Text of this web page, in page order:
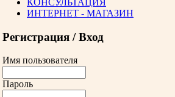
КОНСУЛЬТАЦИЯ
ИНТЕРНЕТ - МАГАЗИН
Регистрация / Вход
Имя пользователя
Пароль